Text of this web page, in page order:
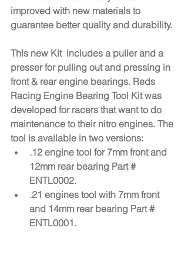
improved with new materials to
guarantee better quality and durability.
This new Kit  includes a puller and a
presser for pulling out and pressing in
front & rear engine bearings. Reds
Racing Engine Bearing Tool Kit was
developed for racers that want to do
maintenance to their nitro engines. The
tool is available in two versions:
.12 engine tool for 7mm front and
12mm rear bearing Part #
ENTL0002.
.21 engines tool with 7mm front
and 14mm rear bearing Part #
ENTL0001.